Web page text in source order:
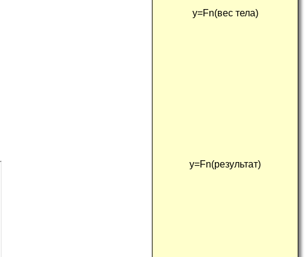
y=Fn(вес тела)
y=Fn(результат)